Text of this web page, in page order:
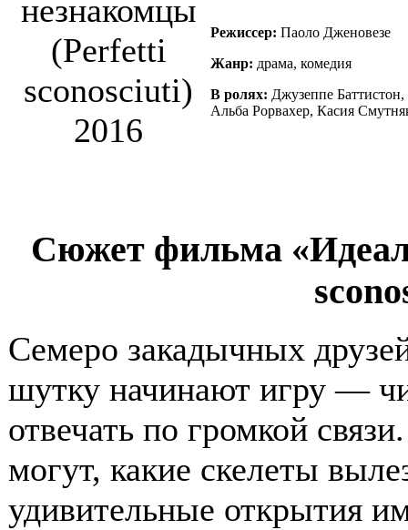
Режиссер: Паоло Дженовезе
Жанр: драма, комедия
В ролях: Джузеппе
Альба Рорвахер, Касия
Сюжет фильма
Семеро закадычных
шутку начинают игру —
отвечать по громкой
могут, какие скелеты
удивительные открытия